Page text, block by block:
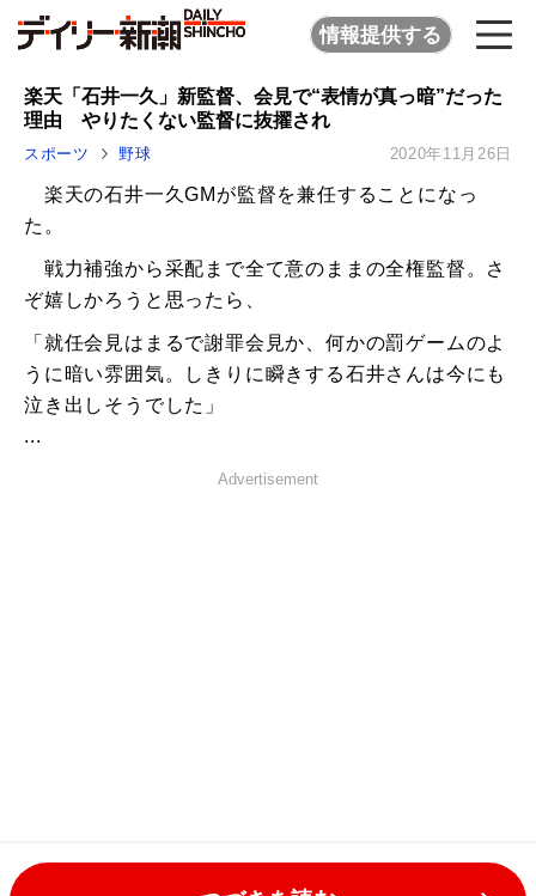
情報提供する
楽天「石井一久」新監督、会見で“表情が真っ暗”だった
理由 やりたくない監督に抜擢され
スポーツ 野球 2020年11月26日
楽天の石井一久GMが監督を兼任することになっ
た。
戦力補強から采配まで全て意のままの全権監督。さ
ぞ嬉しかろうと思ったら、
「就任会見はまるで謝罪会見か、何かの罰ゲームのよ
うに暗い雰囲気。しきりに瞬きする石井さんは今にも
泣き出しそうでした」
...
Advertisement